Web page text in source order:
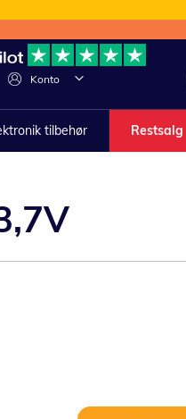
Konto
Lave
tilbehør Restsalg